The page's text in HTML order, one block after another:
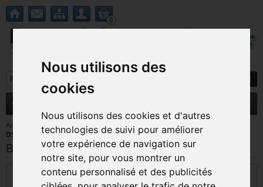
Nous utilisons des
cookies
Nous utilisons des cookies et d'autres
technologies de suivi pour améliorer
votre expérience de navigation sur
notre site, pour vous montrer un
contenu personnalisé et des publicités
0
Accueil Nintendo DS / DS Lite Pieces detachees DS Lite
DS Lite
Bobine L2, L4, L5 DS, DS Lite, DSi, 3DS
Bobine L2, L4, L5 DS, DS Lite, DSi, 3DS